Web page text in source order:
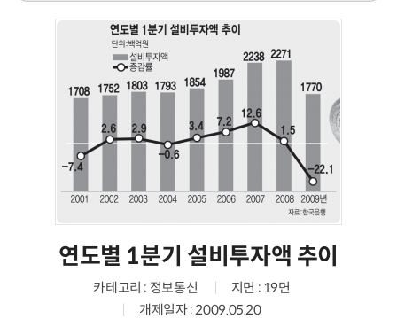
연도별 1분기 설비투자액 추이
카테고리 : 정보통신
지면 : 19면
개제일자 : 2009.05.20